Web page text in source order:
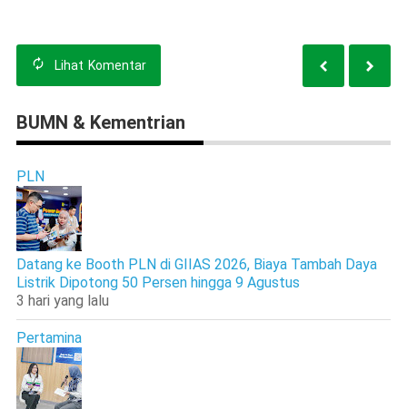
Lihat Komentar
BUMN & Kementrian
PLN
Datang ke Booth PLN di GIIAS 2026, Biaya Tambah Daya
Listrik Dipotong 50 Persen hingga 9 Agustus
3 hari yang lalu
Pertamina